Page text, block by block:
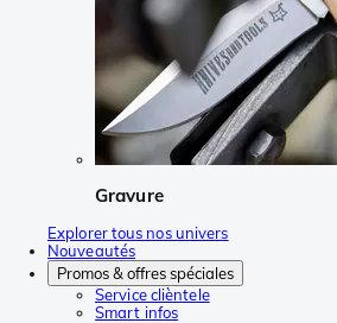
Gravure
Explorer tous nos univers
Nouveautés
Promos & offres spéciales
Service clièntele
Smart infos